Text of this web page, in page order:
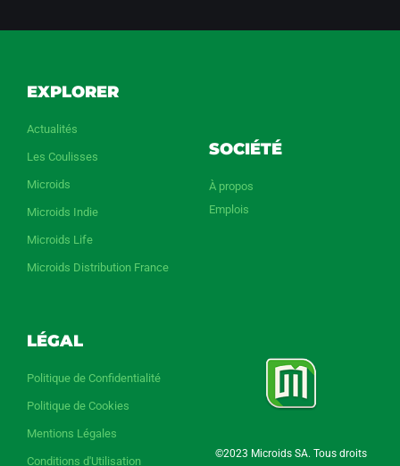
EXPLORER
Actualités
Les Coulisses
Microids
Microids Indie
Microids Life
Microids Distribution France
SOCIÉTÉ
À propos
Emplois
LÉGAL
Politique de Confidentialité
Politique de Cookies
Mentions Légales
Conditions d'Utilisation
©2023 Microids SA. Tous droits